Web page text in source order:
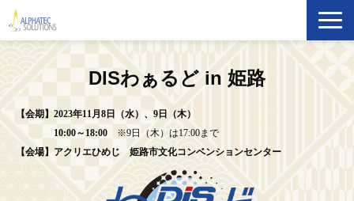
製品・ソリューション
導入事例
イベント・セミナー
DISわぁるど in 姫路
【会期】2023年11月8日（水）、9日（木）
10:00～18:00 ※9日（木）は17:00まで
【会場】アクリエひめじ 姫路市文化コンベンションセンター